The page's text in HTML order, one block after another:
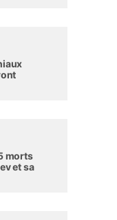
morts
et sa